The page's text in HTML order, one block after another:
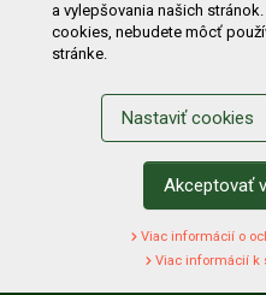
Obchodné podmienky
Reklamačný poriadok
Odstúpenie od kúpy
Alternatívne riešenie sporu
Používanie cookies
Registrácia
a vylepšovania našich
cookies, nebudete môcť
stránke.
Nastaviť cookies
Akceptovať
Viac informácií o
Viac informácií k